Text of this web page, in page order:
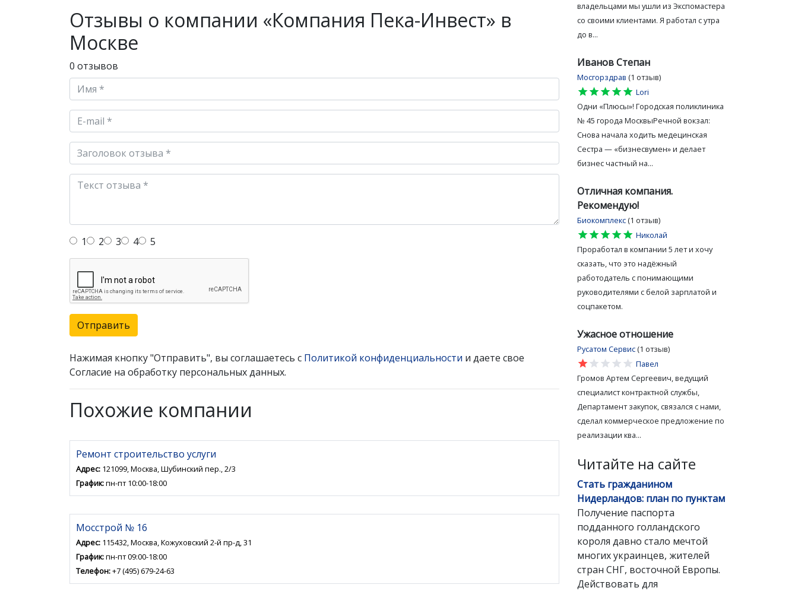
Отзывы о компании «Компания Пека-Инвест» в
Москве
0 отзывов
1 2 3 4 5
Отправить
Нажимая кнопку "Отправить", вы соглашаетесь с Политикой конфиденциальности и даете свое
Согласие на обработку персональных данных.
Похожие компании
Ремонт строительство услуги
Адрес: 121099, Москва, Шубинский пер., 2/3
График:пн-пт 10:00-18:00
Мосстрой № 16
Адрес: 115432, Москва, Кожуховский 2-й пр-д, 31
График:пн-пт 09:00-18:00
Телефон:+7 (495) 679-24-63
владельцами мы ушли из Экспомастера
со своими клиентами. Я работал с утра
до в...
Иванов Степан
Мосгорздрав (1 отзыв)
star
star
star
star
star
Lori
Одни «Плюсы»! Городская поликлиника
№ 45 города МосквыРечной вокзал:
Снова начала ходить медецинская
Сестра — «бизнесвумен» и делает
бизнес частный на...
Отличная компания.
Рекомендую!
Биокомплекс (1 отзыв)
star
star
star
star
star
Николай
Проработал в компании 5 лет и хочу
сказать, что это надёжный
работодатель с понимающими
руководителями с белой зарплатой и
соцпакетом.
Ужасное отношение
Русатом Сервис (1 отзыв)
star
star
star
star
star
Павел
Громов Артем Сергеевич, ведущий
специалист контрактной службы,
Департамент закупок, связался с нами,
сделал коммерческое предложение по
реализации ква...
Читайте на сайте
Стать гражданином
Нидерландов: план по пунктам
Получение паспорта
подданного голландского
короля давно стало мечтой
многих украинцев, жителей
стран СНГ, восточной Европы.
Действовать для